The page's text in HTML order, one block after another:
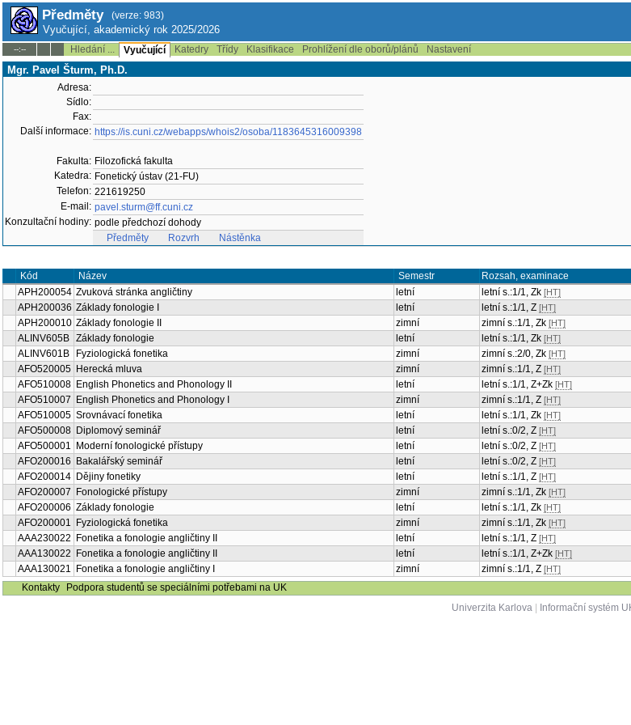
Předměty (verze: 983)
Vyučující, akademický rok 2025/2026
--:-- Hledání ... Vyučující Katedry Třídy Klasifikace Prohlížení dle oborů/plánů Nastavení
Mgr. Pavel Šturm, Ph.D.
Adresa:
Sídlo:
Fax:
Další informace: https://is.cuni.cz/webapps/whois2/osoba/1183645316009398
Fakulta: Filozofická fakulta
Katedra: Fonetický ústav (21-FU)
Telefon: 221619250
E-mail: pavel.sturm@ff.cuni.cz
Konzultační hodiny: podle předchozí dohody
Předměty
Rozvrh Nástěnka
Kód Název Semestr Rozsah, examinace
APH200054 Zvuková stránka angličtiny letní letní s.:1/1, Zk [HT]
APH200036 Základy fonologie I letní letní s.:1/1, Z [HT]
APH200010 Základy fonologie II zimní zimní s.:1/1, Zk [HT]
ALINV605B Základy fonologie letní letní s.:1/1, Zk [HT]
ALINV601B
Fyziologická fonetika zimní zimní s.:2/0, Zk [HT]
AFO520005 Herecká mluva zimní zimní s.:1/1, Z [HT]
AFO510008 English Phonetics and Phonology II letní letní s.:1/1, Z+Zk [HT]
AFO510007
English Phonetics and Phonology I zimní zimní s.:1/1, Z [HT]
AFO510005 Srovnávací fonetika letní letní s.:1/1, Zk [HT]
AFO500008 Diplomový seminář letní letní s.:0/2, Z [HT]
AFO500001
Moderní fonologické přístupy letní letní s.:0/2, Z [HT]
AFO200016
Bakalářský seminář letní letní s.:0/2, Z [HT]
AFO200014 Dějiny fonetiky letní letní s.:1/1, Z [HT]
AFO200007
Fonologické přístupy zimní zimní s.:1/1, Zk [HT]
AFO200006 Základy fonologie letní letní s.:1/1, Zk [HT]
AFO200001
Fyziologická fonetika zimní zimní s.:1/1, Zk [HT]
AAA230022
Fonetika a fonologie angličtiny II letní letní s.:1/1, Z [HT]
AAA130022
Fonetika a fonologie angličtiny II letní letní s.:1/1, Z+Zk [HT]
AAA130021
Fonetika a fonologie angličtiny I zimní zimní s.:1/1, Z [HT]
Kontakty
Podpora studentů se speciálními potřebami na UK
Univerzita Karlova| Informační systém